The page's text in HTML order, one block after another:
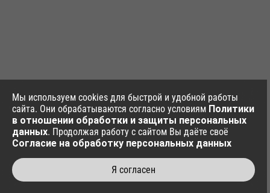
Мы используем cookies для быстрой и удобной работы
сайта. Они обрабатываются согласно условиям Политики
в отношении обработки и защиты персональных
данных. Продолжая работу с сайтом Вы даёте своё
Согласие на обработку персональных данных
Я согласен